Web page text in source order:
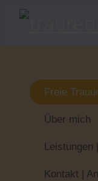
Freie
Über mich
Leistungen
Kontakt |